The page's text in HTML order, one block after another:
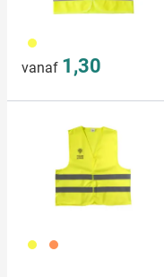
006
vanaf 1,30
006 007